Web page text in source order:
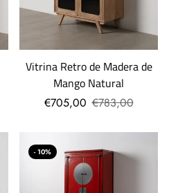
Vitrina Retro de Madera de
Mango Natural
€705,00 €783,00
- 10%